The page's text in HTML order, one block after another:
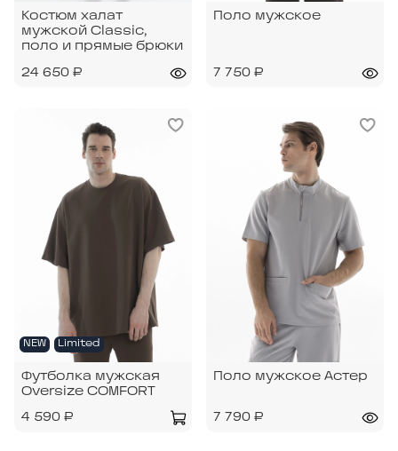
Костюм халат
мужской Classic,
поло и прямые брюки
24 650 ₽
Поло мужское
7 750 ₽
NEW Limited
Футболка мужская
Oversize COMFORT
4 590 ₽
Поло мужское Астер
7 790 ₽